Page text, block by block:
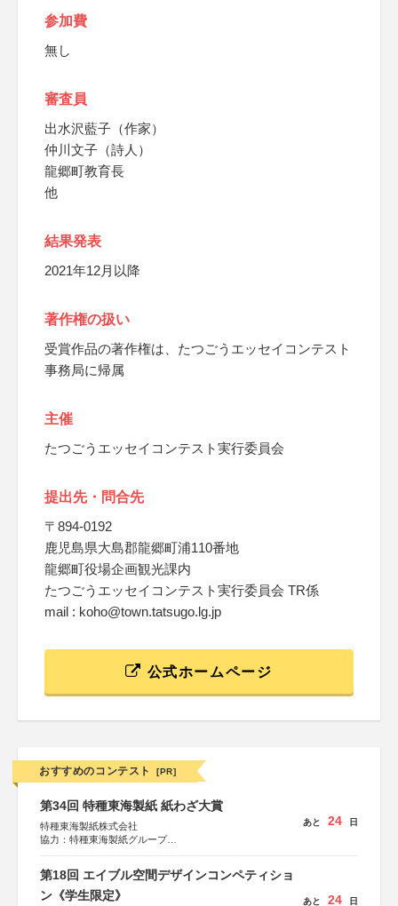
参加費
無し
審査員
出水沢藍子（作家）
仲川文子（詩人）
龍郷町教育長
他
結果発表
2021年12月以降
著作権の扱い
受賞作品の著作権は、たつごうエッセイコンテスト
事務局に帰属
主催
たつごうエッセイコンテスト実行委員会
提出先・問合先
〒894-0192
鹿児島県大島郡龍郷町浦110番地
龍郷町役場企画観光課内
たつごうエッセイコンテスト実行委員会 TR係
mail : koho@town.tatsugo.lg.jp
公式ホームページ
おすすめのコンテスト [PR]
第34回 特種東海製紙 紙わざ大賞
特種東海製紙株式会社
協力：特種東海製紙グループ
あと 24 日
第18回 エイブル空間デザインコンペティショ
ン《学生限定》
あと 24 日